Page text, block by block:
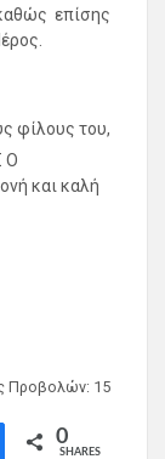
επίσης
φίλους του,
Ο
και καλή
Προβολών: 15
0
SHARES